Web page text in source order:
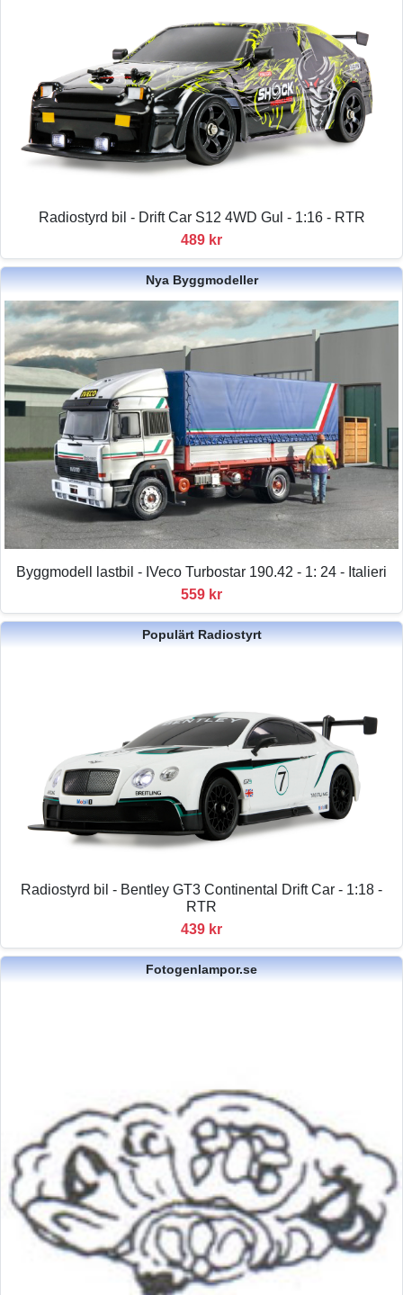
Radiostyrd bil - Drift Car S12 4WD Gul - 1:16 - RTR
489 kr
Nya Byggmodeller
Byggmodell lastbil - IVeco Turbostar 190.42 - 1: 24 - Italieri
559 kr
Populärt Radiostyrt
Radiostyrd bil - Bentley GT3 Continental Drift Car - 1:18 -
RTR
439 kr
Fotogenlampor.se